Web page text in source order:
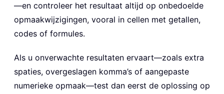
—en controleer het resultaat altijd op onbedoelde
opmaakwijzigingen, vooral in cellen met getallen,
codes of formules.
Als u onverwachte resultaten ervaart—zoals extra
spaties, overgeslagen komma’s of aangepaste
numerieke opmaak—test dan eerst de oplossing op